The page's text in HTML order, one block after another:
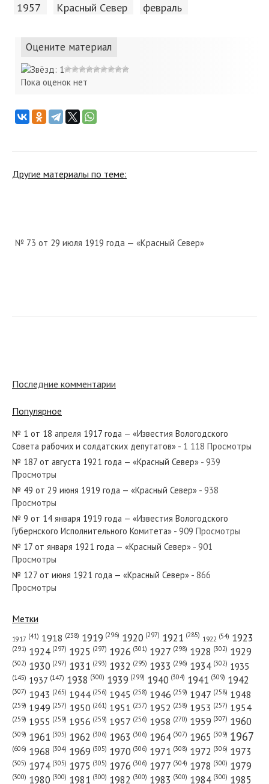
1957 Красный Cевер февраль
Оцените материал
Пока оценок нет
Другие материалы по теме:
№ 73 от 29 июля 1919 года — «Красный Север»
№ 3 от января 1950 года — «Красный Север»
№ 240 от октября 1985 года — «Красный Север»
№ 186 от августа 1925 года — «Красный Север»
№ 238 от ноября 1943 года — «Красный Север»
№ 150 от августа 1947 года — «Красный Север»
Последние комментарии
Популярное
№ 1 от 18 апреля 1917 года — «Известия Вологодского
Совета рабочих и солдатских депутатов» - 1 118 Просмотры
№ 187 от августа 1921 года — «Красный Север» - 939
Просмотры
№ 49 от 29 июня 1919 года — «Красный Север» - 938
Просмотры
№ 9 от 14 января 1919 года — «Известия Вологодского
Губернского Исполнительного Комитета» - 909 Просмотры
№ 17 от января 1921 года — «Красный Север» - 901
Просмотры
№ 127 от июня 1921 года — «Красный Север» - 866
Просмотры
Метки
1917 (41) 1918 (238) 1919 (296) 1920 (297) 1921 (285) 1922 (54) 1923
(291) 1924 (297) 1925 (297) 1926 (301) 1927 (298) 1928 (302) 1929
(302) 1930 (297) 1931 (293) 1932 (295) 1933 (296) 1934 (302) 1935
(145) 1937 (147) 1938 (300) 1939 (299) 1940 (304) 1941 (309) 1942
(307) 1943 (265) 1944 (256) 1945 (258) 1946 (259) 1947 (258) 1948
(259) 1949 (257) 1950 (261) 1951 (257) 1952 (258) 1953 (257) 1954
(259) 1955 (259) 1956 (259) 1957 (256) 1958 (270) 1959 (307) 1960
(309) 1961 (305) 1962 (306) 1963 (306) 1964 (307) 1965 (309) 1967
(606) 1968 (304) 1969 (305) 1970 (306) 1971 (308) 1972 (306) 1973
(305) 1974 (305) 1975 (305) 1976 (306) 1977 (304) 1978 (300) 1979
(300) 1980 (300) 1981 (300) 1982 (300) 1983 (300) 1984 (300) 1985